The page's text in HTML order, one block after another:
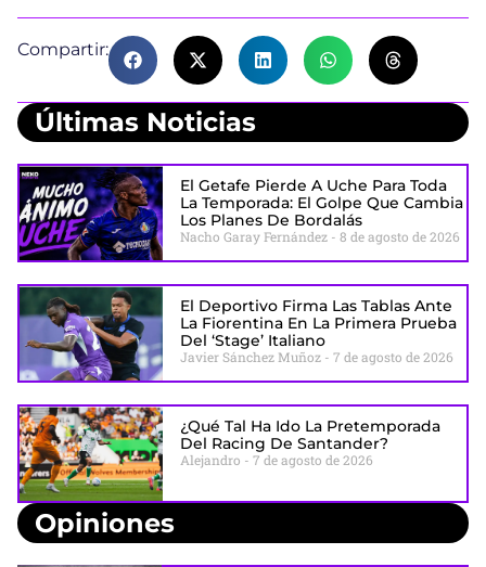
Compartir:
Últimas Noticias
El Getafe Pierde A Uche Para Toda
La Temporada: El Golpe Que Cambia
Los Planes De Bordalás
Nacho Garay Fernández 8 de agosto de 2026
El Deportivo Firma Las Tablas Ante
La Fiorentina En La Primera Prueba
Del ‘stage’ Italiano
Javier Sánchez Muñoz 7 de agosto de 2026
¿Qué Tal Ha Ido La Pretemporada
Del Racing De Santander?
Alejandro 7 de agosto de 2026
Opiniones